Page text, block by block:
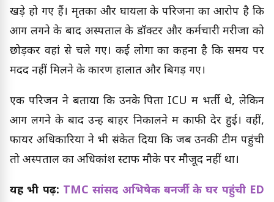
खड़े हो गए हैं। मृतकों और घायलों के परिजनों का आरोप है कि
आग लगने के बाद अस्पताल के डॉक्टर और कर्मचारी मरीजों को
छोड़कर वहां से चले गए। कई लोगों का कहना है कि समय पर
मदद नहीं मिलने के कारण हालात और बिगड़ गए।
एक परिजन ने बताया कि उनके पिता ICU में भर्ती थे, लेकिन
आग लगने के बाद उन्हें बाहर निकालने में काफी देर हुई। वहीं,
फायर अधिकारियों ने भी संकेत दिया कि जब उनकी टीम पहुंची
तो अस्पताल का अधिकांश स्टाफ मौके पर मौजूद नहीं था।
यह भी पढ़ें: TMC सांसद अभिषेक बनर्जी के घर पहुंची ED